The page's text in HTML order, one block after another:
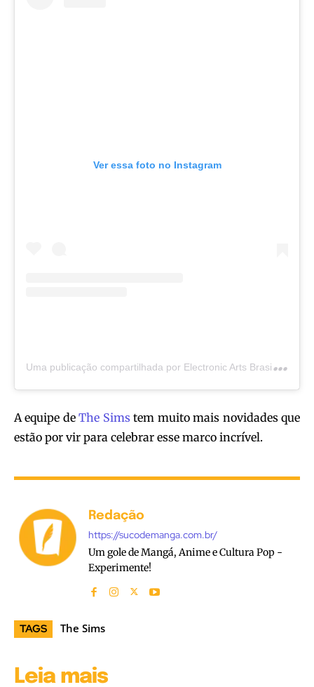
Ver essa foto no Instagram
U
ma publicação compartilhada por Electronic Arts Brasil (@eabrasil)
A equipe deThe Simstem muito mais novidades que
estão por vir para celebrar esse marco incrível.
Redação
https://sucodemanga.com.br/
Um gole de Mangá, Anime e Cultura Pop -
Experimente!
TAGS The Sims
Leia mais